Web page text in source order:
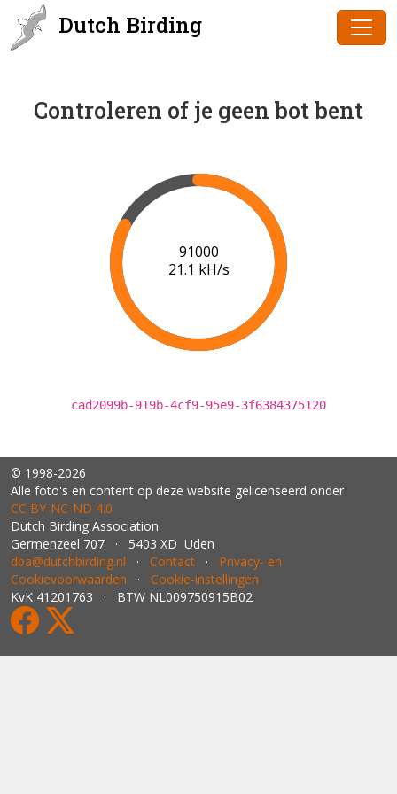
Dutch Birding
Controleren of je geen bot bent
91000
21.1 kH/s
cad2099b-919b-4cf9-95e9-3f6384375120
© 1998-2026
Alle foto's en content op deze website gelicenseerd onder
CC BY‑NC‑ND 4.0
Dutch Birding Association
Germenzeel 707 · 5403 XD Uden
dba@dutchbirding.nl · Contact · Privacy- en
Cookievoorwaarden · Cookie-instellingen
KvK 41201763 · BTW NL009750915B02